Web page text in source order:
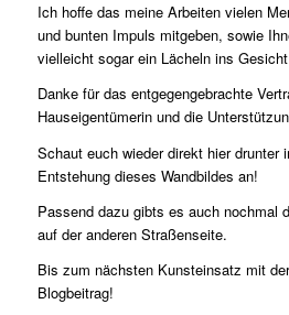
Ich hoffe das meine Arbeiten vielen
und bunten Impuls mitgeben, sowie
vielleicht sogar ein Lächeln ins
Danke für das entgegengebrachte
Hauseigentümerin und die
Schaut euch wieder direkt hier drunter
Entstehung dieses Wandbildes an!
Passend dazu gibts es auch nochmal
auf der anderen Straßenseite.
Bis zum nächsten Kunsteinsatz mit
Blogbeitrag!